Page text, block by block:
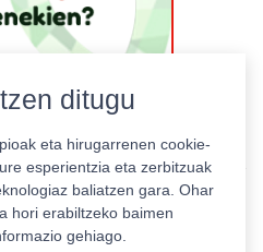
ditugu
eta hirugarrenen cookie-
esperientzia eta zerbitzuak
baliatzen gara. Ohar
hori erabiltzeko baimen
gehiago.